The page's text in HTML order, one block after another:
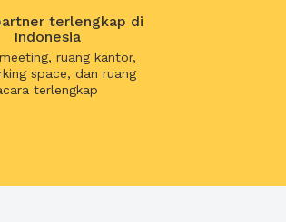
terlengkap di
Indonesia
ruang kantor,
space, dan ruang
terlengkap